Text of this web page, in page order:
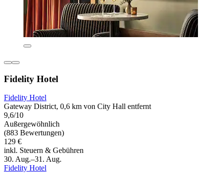
Fidelity Hotel
Fidelity Hotel
Gateway District, 0,6 km von City Hall entfernt
9,6/10
Außergewöhnlich
(883 Bewertungen)
129 €
inkl. Steuern & Gebühren
30. Aug.–31. Aug.
Fidelity Hotel